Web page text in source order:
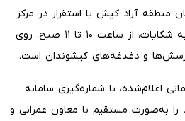
منطقه آزاد کیش با استقرار در مرکز
سامانه بازرسی و پاسخگویی به شکایات، از ساعت ۱۰ تا ۱۱ صبح، روی
اعلام‌شده، با شماره‌گیری سامانه
را به‌صورت مستقیم با معاون عمرانی و